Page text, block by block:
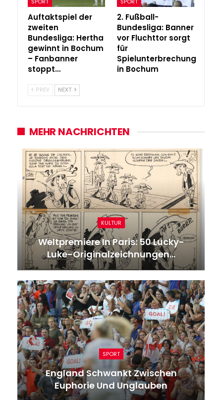
Auftaktspiel der
zweiten
Bundesliga: Hertha
gewinnt in Bochum
– Fanbanner
stoppt…
2. Fußball-
Bundesliga: Banner
vor Fluchttor sorgt
für
Spielunterbrechung
in Bochum
PREV NEXT
MEHR NACHRICHTEN
KULTUR
Weltpremiere In Paris: 50 Lucky-
Luke-Originalzeichnungen…
SPORT
England Schwankt Zwischen
Euphorie Und Unglauben